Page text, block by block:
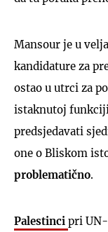
Mansour je u
kandidature za
ostao u utrci za
istaknutoj
predsjedavati
one o Bliskom
problematično.
Palestinci pri